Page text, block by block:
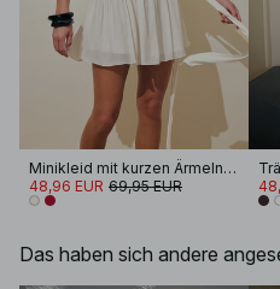
Minikleid mit kurzen Ärmeln und Schnürung an der Taille
48,96 EUR 69,95 EUR
Das haben sich andere